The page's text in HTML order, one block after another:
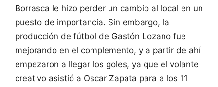
Borrasca le hizo perder un cambio al local en un
puesto de importancia. Sin embargo, la
producción de fútbol de Gastón Lozano fue
mejorando en el complemento, y a partir de ahí
empezaron a llegar los goles, ya que el volante
creativo asistió a Oscar Zapata para a los 11